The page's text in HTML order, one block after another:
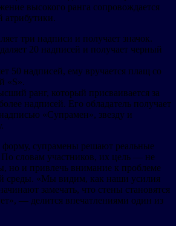
высокого ранга сопровождается
атрибутики.
три надписи и получает значок.
20 надписей и получает черный
50 надписей, ему вручается плащ со
«S».
ранг, который присваивается за
надписей. Его обладатель получает
«Супрамен», звезду и
супрамены решают реальные
словам участников, их цель — не
но и привлечь внимание к проблеме
среды. «Мы видим, как наши усилия
замечать, что стены становятся
— делится впечатлениями один из